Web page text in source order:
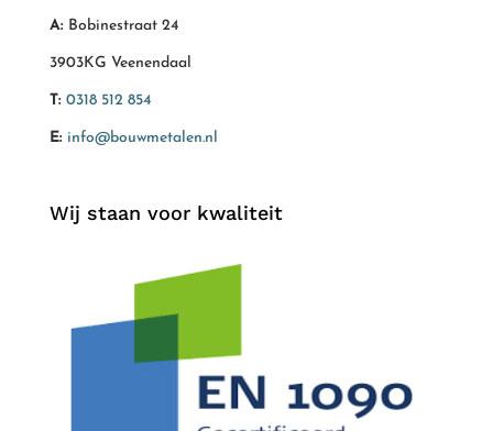
A: Bobinestraat 24
3903KG Veenendaal
T: 0318 512 854
E: info@bouwmetalen.nl
Wij staan voor kwaliteit